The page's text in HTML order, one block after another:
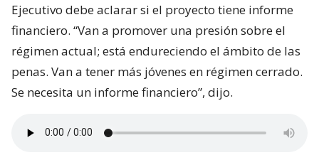
Ejecutivo debe aclarar si el proyecto tiene informe
financiero. “Van a promover una presión sobre el
régimen actual; está endureciendo el ámbito de las
penas. Van a tener más jóvenes en régimen cerrado.
Se necesita un informe financiero”, dijo.